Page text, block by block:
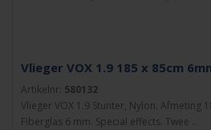
Vlieger VOX 1.9 185 x 85cm
Artikelnr: 580132
Vlieger VOX 1.9 Stunter, Nylon. Afmeting
Fiberglas 6 mm. Special effects. Twee ..